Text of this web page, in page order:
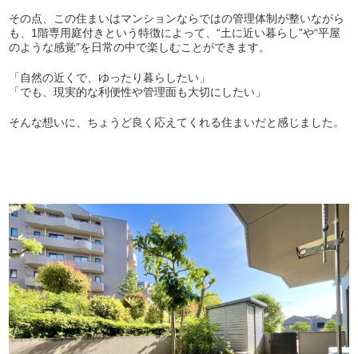
その点、この住まいはマンションならではの管理体制が整いながら
も、1階専用庭付きという特徴によって、“土に近い暮らし”や“平屋
のような感覚”を日常の中で楽しむことができます。
「自然の近くで、ゆったり暮らしたい」
「でも、現実的な利便性や管理面も大切にしたい」
そんな想いに、ちょうど良く応えてくれる住まいだと感じました。